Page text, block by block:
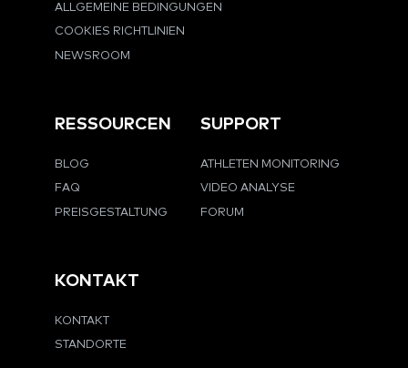
ALLGEMEINE BEDINGUNGEN
COOKIES RICHTLINIEN
NEWSROOM
RESSOURCEN
BLOG
FAQ
PREISGESTALTUNG
SUPPORT
ATHLETEN MONITORING
VIDEO ANALYSE
FORUM
KONTAKT
KONTAKT
STANDORTE